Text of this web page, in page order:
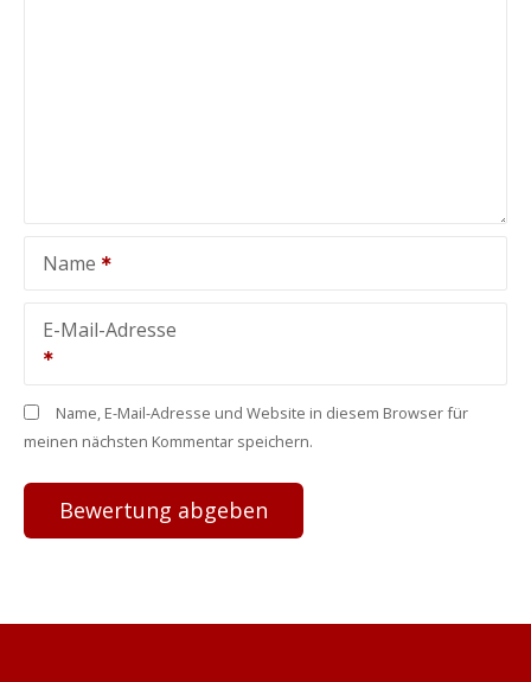
Name
E-Mail-Adresse
Name, E-Mail-Adresse und Website in diesem Browser für
meinen nächsten Kommentar speichern.